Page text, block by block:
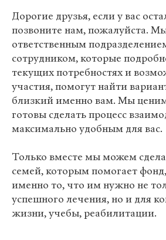
Дорогие друзья, если у вас
позвоните нам, пожалуйста.
ответственным
сотрудником, которые
текущих потребностях и
участия, помогут найти
близкий именно вам. Мы
готовы сделать процесс
максимально удобным для вас.
Только вместе мы можем
семей, которым помогает
именно то, что им нужно не
успешного лечения, но и для
жизни, учебы, реабилитации.